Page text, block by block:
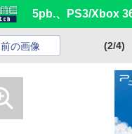
5pb.、PS3/Xbox
前の画像 (2/4)